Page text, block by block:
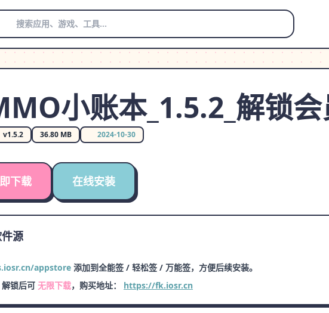
小账本_1.5.2_解锁
v1.5.2 36.80 MB 2024-10-30
下载 在线安装
源
appstore 添加到全能签 / 轻松签 / 万能签，方便后续安装。
解锁后可 无限下载，购买地址： https://fk.iosr.cn